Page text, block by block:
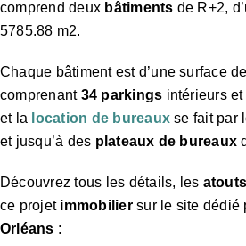
comprend deux bâtiments de R+2,
5785.88 m2.
Chaque bâtiment est d’une surface
comprenant34 parkings intérieurs et
et la location de bureaux se fait par
et jusqu’à des plateaux de bureaux
Découvrez tous les détails, les
ce projet immobiliersur le site dédié
Orléans :